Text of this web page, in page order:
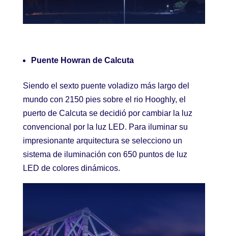
Puente Howran de Calcuta
Siendo el sexto puente voladizo más largo del
mundo con 2150 pies sobre el rio Hooghly, el
puerto de Calcuta se decidió por cambiar la luz
convencional por la luz LED. Para iluminar su
impresionante arquitectura se selecciono un
sistema de iluminación con 650 puntos de luz
LED de colores dinámicos.